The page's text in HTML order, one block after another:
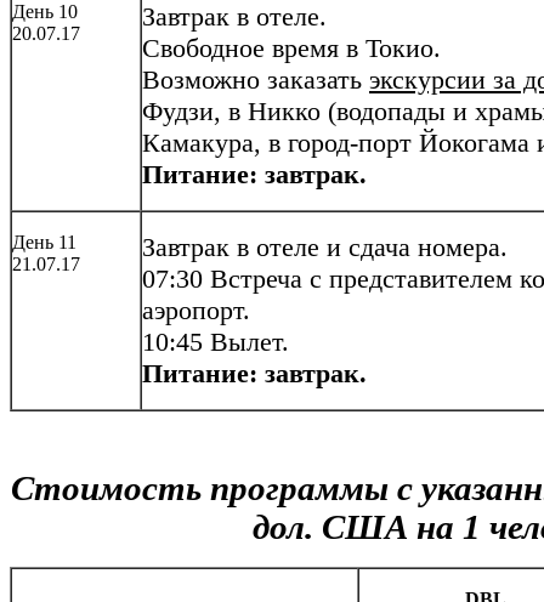
День 10
20.07.17
Завтрак в отеле.
Свободное время в Токио.
Возможно заказать экскурсии за
Фудзи, в Никко (водопады и
Камакура, в город-порт Йокогама
Питание: завтрак.
День 11
21.07.17
Завтрак в отеле и сдача номера.
07:30 Встреча с представителем
аэропорт.
10:45 Вылет.
Питание: завтрак.
Стоимость программы с
дол. США на 1